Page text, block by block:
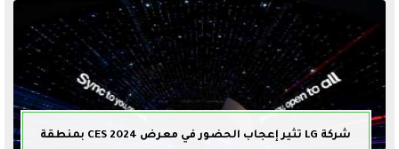
شركة LG تثير إعجاب الحضور في معرض CES 2024 بمنطقة